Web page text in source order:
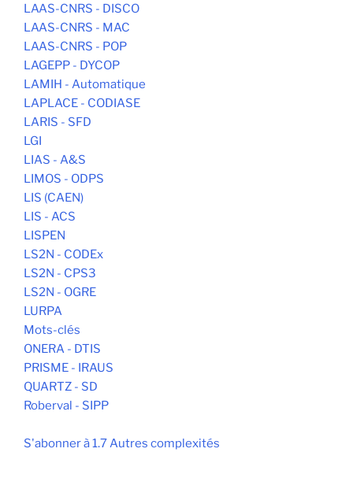
LAAS-CNRS - DISCO
LAAS-CNRS - MAC
LAAS-CNRS - POP
LAGEPP - DYCOP
LAMIH - Automatique
LAPLACE - CODIASE
LARIS - SFD
LGI
LIAS - A&S
LIMOS - ODPS
LIS (CAEN)
LIS - ACS
LISPEN
LS2N - CODEx
LS2N - CPS3
LS2N - OGRE
LURPA
Mots-clés
ONERA - DTIS
PRISME - IRAUS
QUARTZ - SD
Roberval - SIPP
S'abonner à 1.7 Autres complexités